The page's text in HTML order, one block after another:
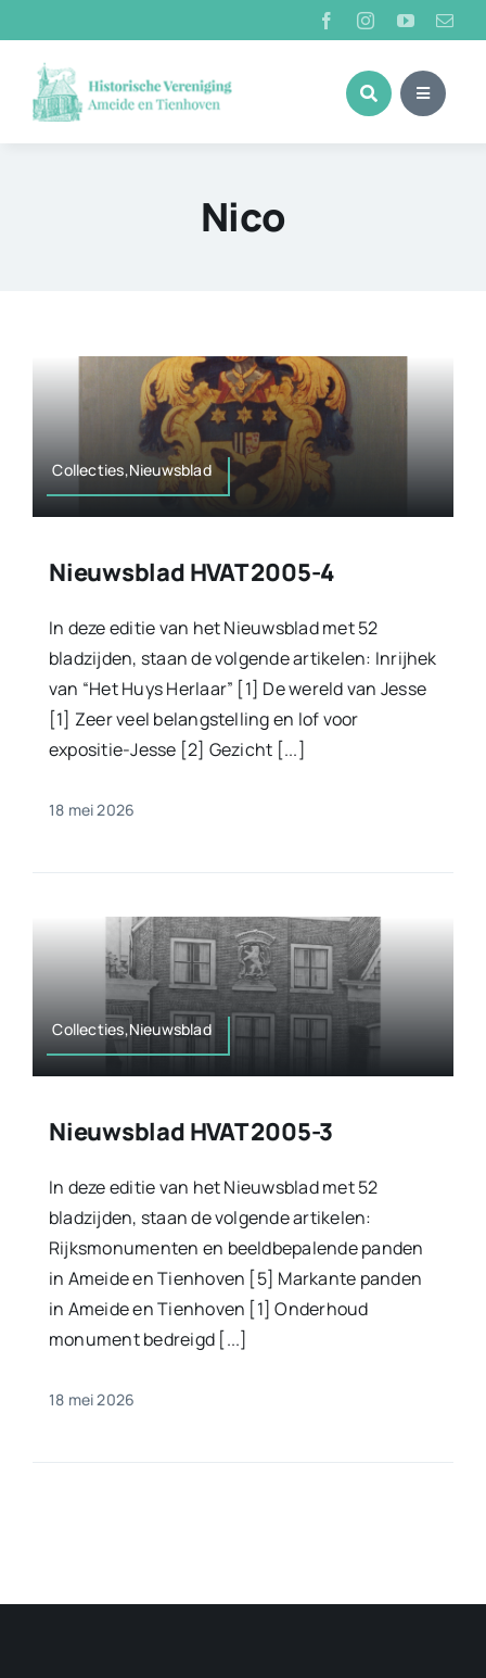
naar
inhoud
Nico
Collecties,Nieuwsblad
Nieuwsblad HVAT 2005-4
In deze editie van het Nieuwsblad met 52
bladzijden, staan de volgende artikelen: Inrijhek
van “Het Huys Herlaar” [1] De wereld van Jesse
[1] Zeer veel belangstelling en lof voor
expositie-Jesse [2] Gezicht [...]
18 mei 2026
Collecties,Nieuwsblad
Nieuwsblad HVAT 2005-3
In deze editie van het Nieuwsblad met 52
bladzijden, staan de volgende artikelen:
Rijksmonumenten en beeldbepalende panden
in Ameide en Tienhoven [5] Markante panden
in Ameide en Tienhoven [1] Onderhoud
monument bedreigd [...]
18 mei 2026